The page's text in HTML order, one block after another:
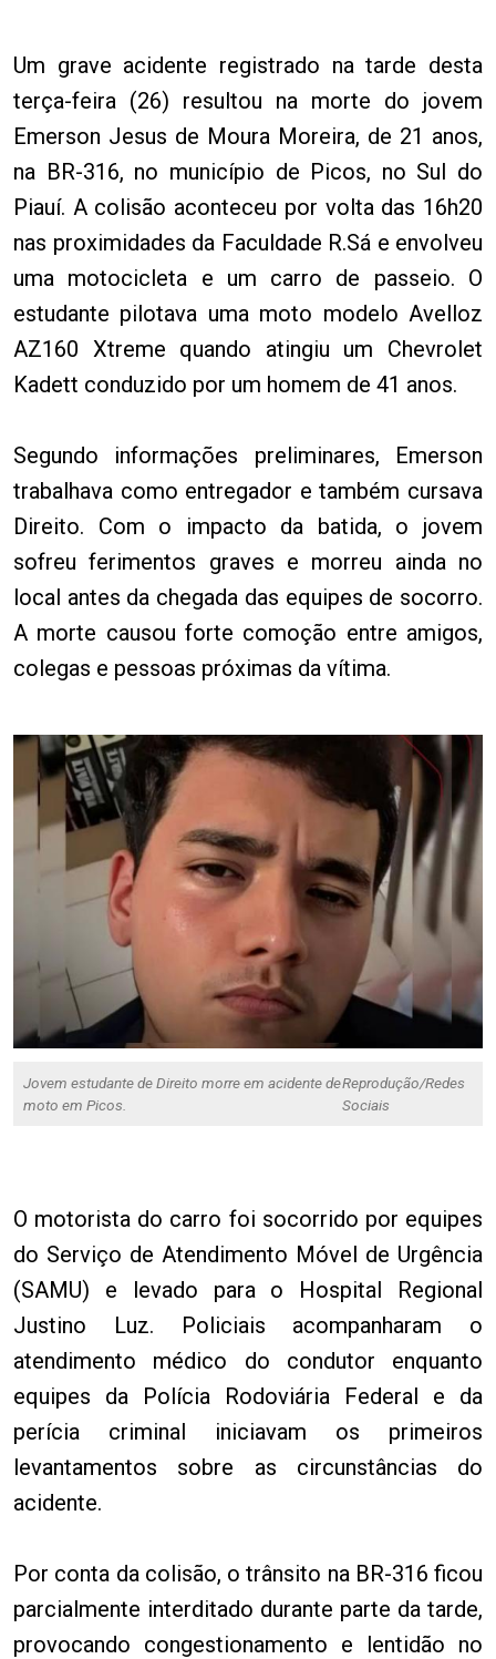
Um grave acidente registrado na tarde desta
terça-feira (26) resultou na morte do jovem
Emerson Jesus de Moura Moreira, de 21 anos,
na BR-316, no município de Picos, no Sul do
Piauí. A colisão aconteceu por volta das 16h20
nas proximidades da Faculdade R.Sá e envolveu
uma motocicleta e um carro de passeio. O
estudante pilotava uma moto modelo Avelloz
AZ160 Xtreme quando atingiu um Chevrolet
Kadett conduzido por um homem de 41 anos.
Segundo informações preliminares, Emerson
trabalhava como entregador e também cursava
Direito. Com o impacto da batida, o jovem
sofreu ferimentos graves e morreu ainda no
local antes da chegada das equipes de socorro.
A morte causou forte comoção entre amigos,
colegas e pessoas próximas da vítima.
Jovem estudante de Direito morre em acidente de
moto em Picos.
Reprodução/Redes
Sociais
O motorista do carro foi socorrido por equipes
do Serviço de Atendimento Móvel de Urgência
(SAMU) e levado para o Hospital Regional
Justino Luz. Policiais acompanharam o
atendimento médico do condutor enquanto
equipes da Polícia Rodoviária Federal e da
perícia criminal iniciavam os primeiros
levantamentos sobre as circunstâncias do
acidente.
Por conta da colisão, o trânsito na BR-316 ficou
parcialmente interditado durante parte da tarde,
provocando congestionamento e lentidão no